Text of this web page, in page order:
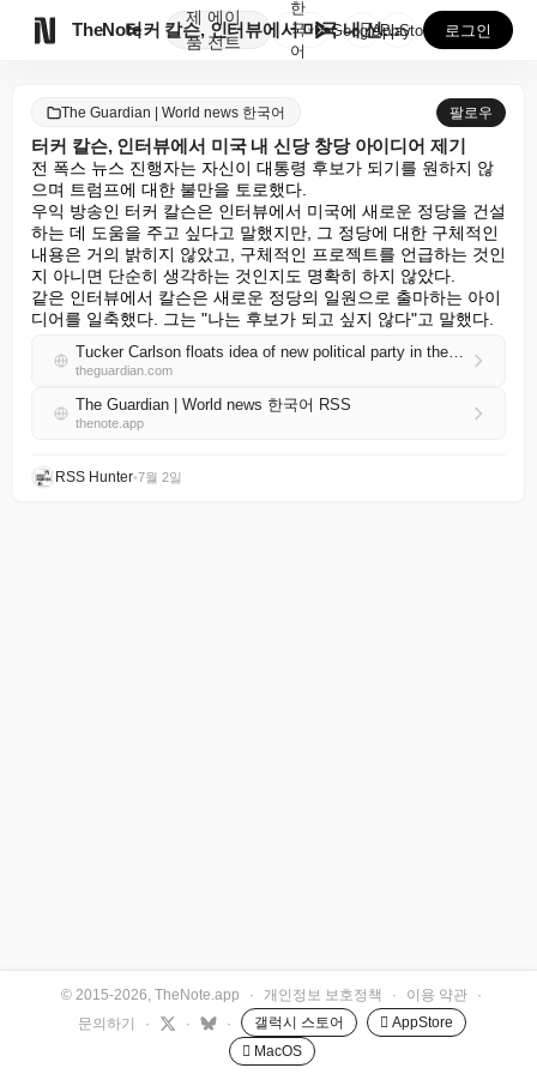
TheNote
제
품
에이
전트
터커 칼슨, 인터뷰에서 미국 내 신당 창당 아이디어 제...
한
국
어
GooglePlay
AppStore 로그인
The Guardian | World news 한국어 팔로우
터커 칼슨, 인터뷰에서 미국 내 신당 창당 아이디어 제기
전 폭스 뉴스 진행자는 자신이 대통령 후보가 되기를 원하지 않
으며 트럼프에 대한 불만을 토로했다.
우익 방송인 터커 칼슨은 인터뷰에서 미국에 새로운 정당을 건설
하는 데 도움을 주고 싶다고 말했지만, 그 정당에 대한 구체적인
내용은 거의 밝히지 않았고, 구체적인 프로젝트를 언급하는 것인
지 아니면 단순히 생각하는 것인지도 명확히 하지 않았다.
같은 인터뷰에서 칼슨은 새로운 정당의 일원으로 출마하는 아이
디어를 일축했다. 그는 "나는 후보가 되고 싶지 않다"고 말했다.
Tucker Carlson floats idea of new political party in the US in interview
theguardian.com
The Guardian | World news 한국어 RSS
thenote.app
RSS Hunter•7월 2일
© 2015-2026, TheNote.app · 개인정보 보호정책 · 이용 약관
·
문의하기
· · · 갤럭시 스토어
 AppStore
 MacOS